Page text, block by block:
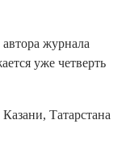
журнала
уже четверть
Татарстана